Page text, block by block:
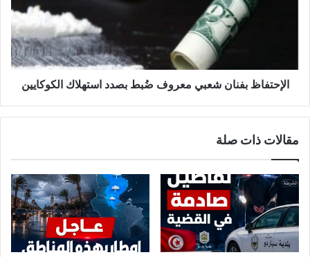
الإحتفاظ بفنان شعبي معروف ضُبط بصدد استهلاك الكوكايين
مقالات ذات صلة